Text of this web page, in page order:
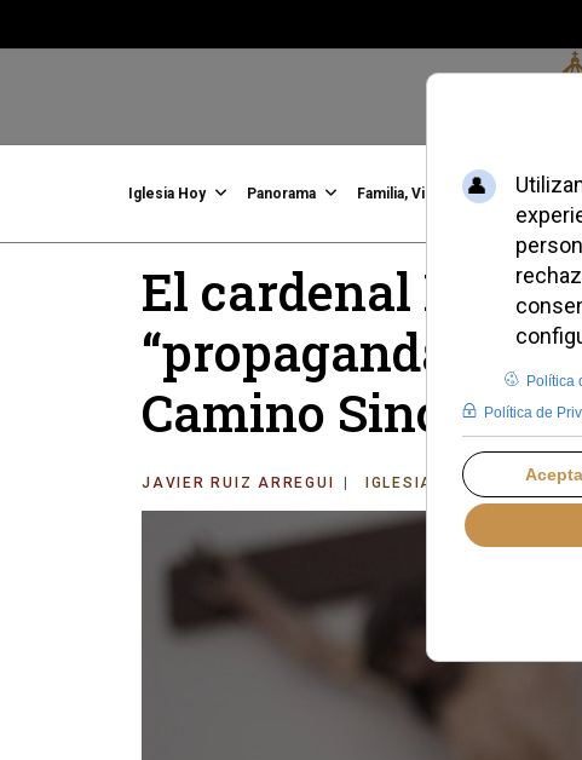
Iglesia Hoy Panorama Familia, Vida, Identidad
El cardenal Marx
“propaganda
Camino Sinodal
JAVIER RUIZ ARREGUI IGLESIA HOY